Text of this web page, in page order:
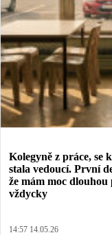
Kolegyně z práce, se
stala vedoucí. První
že mám moc
vždycky
14:57 14.05.26